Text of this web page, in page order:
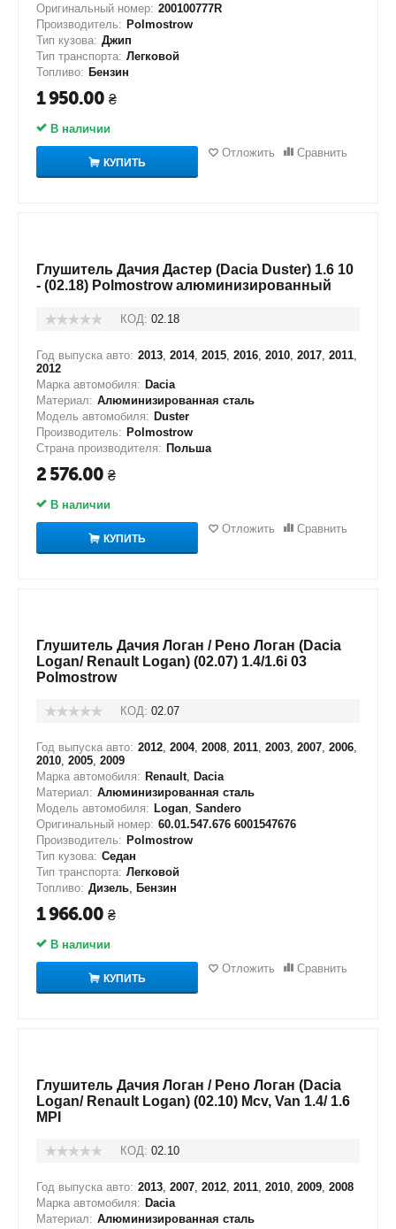
Оригинальный номер: 200100777R
Производитель: Polmostrow
Тип кузова: Джип
Тип транспорта: Легковой
Топливо: Бензин
1 950.00 ₴
В наличии
КУПИТЬ
Отложить Сравнить
Глушитель Дачия Дастер (Dacia Duster) 1.6 10
- (02.18) Polmostrow алюминизированный
КОД: 02.18
Год выпуска авто: 2013, 2014, 2015, 2016, 2010, 2017, 2011,
2012
Марка автомобиля: Dacia
Материал: Алюминизированная сталь
Модель автомобиля: Duster
Производитель: Polmostrow
Страна производителя: Польша
2 576.00 ₴
В наличии
КУПИТЬ
Отложить Сравнить
Глушитель Дачия Логан / Рено Логан (Dacia
Logan/ Renault Logan) (02.07) 1.4/1.6i 03
Polmostrow
КОД: 02.07
Год выпуска авто: 2012, 2004, 2008, 2011, 2003, 2007, 2006,
2010, 2005, 2009
Марка автомобиля: Renault, Dacia
Материал: Алюминизированная сталь
Модель автомобиля: Logan, Sandero
Оригинальный номер: 60.01.547.676 6001547676
Производитель: Polmostrow
Тип кузова: Седан
Тип транспорта: Легковой
Топливо: Дизель, Бензин
1 966.00 ₴
В наличии
КУПИТЬ
Отложить Сравнить
Глушитель Дачия Логан / Рено Логан (Dacia
Logan/ Renault Logan) (02.10) Mcv, Van 1.4/ 1.6
MPI
КОД: 02.10
Год выпуска авто: 2013, 2007, 2012, 2011, 2010, 2009, 2008
Марка автомобиля: Dacia
Материал: Алюминизированная сталь